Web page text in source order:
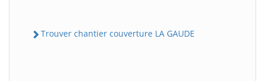
Trouver chantier couverture LA GAUDE